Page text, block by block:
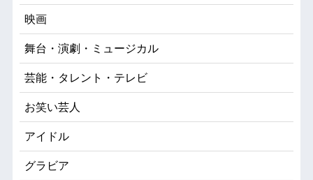
映画
舞台・演劇・ミュージカル
芸能・タレント・テレビ
お笑い芸人
アイドル
グラビア